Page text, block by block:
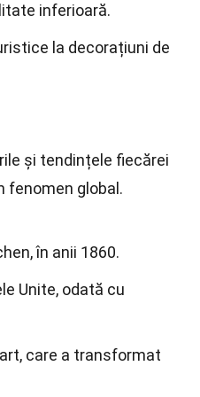
inferioară.
la decorațiuni de
și tendințele fiecărei
fenomen global.
în anii 1860.
Unite, odată cu
care a transformat